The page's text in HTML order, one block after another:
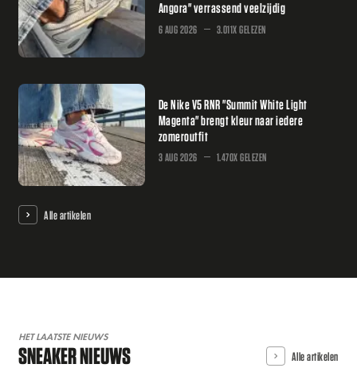
Angora" verrassend veelzijdig
6 AUG 2026 3.011X GELEZEN
De Nike V5 RNR "Summit White Light
Magenta" brengt kleur naar iedere
zomeroutfit
3 AUG 2026 1.470X GELEZEN
Alle artikelen
HET LAATSTE NIEUWS
SNEAKER NIEUWS Alle artikelen